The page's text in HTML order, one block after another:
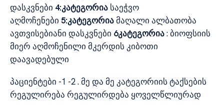
დასკვნები 4:კატეგორია საეჭვო
აღმოჩენები 5:კატეგორიამაღალი ალბათობა
ავთვისებიანი დასკვნები 6კატეგორია: ბიოფსიის
მიერ აღმოჩენილი მკერდის კიბოთი
დაავადებული
პაციენტები -1 -2 . მე და მე კატეგორიის ტაქსების
რეგულირება რეგულირდება ყოველწლიურად